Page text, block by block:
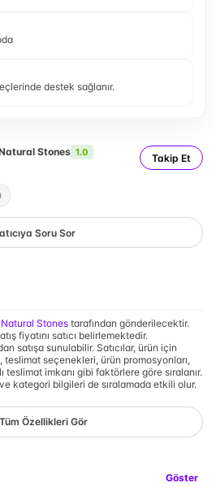
destek sağlanır.
Natural Stones 1.0 Takip Et
Soru Sor
Natural Stones tarafından gönderilecektir.
fiyatını satıcı belirlemektedir.
satışa sunulabilir. Satıcılar, ürün için
teslimat seçenekleri, ürün promosyonları,
teslimat imkanı gibi faktörlere göre sıralanır.
kategori bilgileri de sıralamada etkili olur.
Tüm Özellikleri Gör
Göster